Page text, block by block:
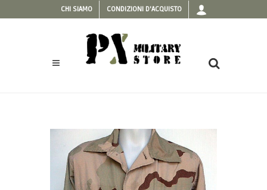
CHI SIAMO CONDIZIONI D'ACQUISTO